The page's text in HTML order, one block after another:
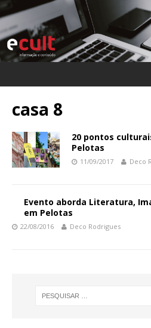
casa 8
20 pontos
Pelotas
11/09/2017 Deco
Evento aborda Literatura,
em Pelotas
22/08/2016 Deco Rodrigues